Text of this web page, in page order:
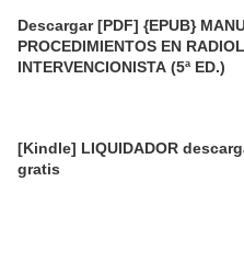
Descargar [PDF] {EPUB}
PROCEDIMIENTOS EN
INTERVENCIONISTA (5ª ED.)
[Kindle] LIQUIDADOR
gratis